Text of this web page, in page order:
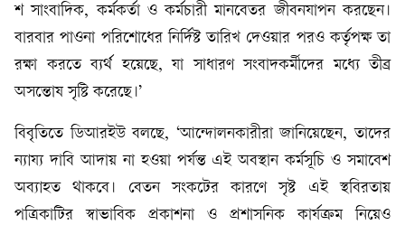
শ সাংবাদিক, কর্মকর্তা ও কর্মচারী মানবেতর জীবনযাপন করছেন।
বারবার পাওনা পরিশোধের নির্দিষ্ট তারিখ দেওয়ার পরও কর্তৃপক্ষ তা
রক্ষা করতে ব্যর্থ হয়েছে, যা সাধারণ সংবাদকর্মীদের মধ্যে তীব্র
অসন্তোষ সৃষ্টি করেছে।’
বিবৃতিতে ডিআরইউ বলছে, ‘আন্দোলনকারীরা জানিয়েছেন, তাদের
ন্যায্য দাবি আদায় না হওয়া পর্যন্ত এই অবস্থান কর্মসূচি ও সমাবেশ
অব্যাহত থাকবে। বেতন সংকটের কারণে সৃষ্ট এই স্থবিরতায়
পত্রিকাটির স্বাভাবিক প্রকাশনা ও প্রশাসনিক কার্যক্রম নিয়েও